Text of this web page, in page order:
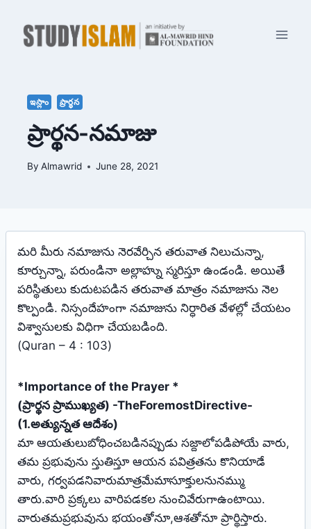
content
ఇస్లాం ప్రార్థన
ప్రార్థన-నమాజు
By Almawrid June 28, 2021
మరి మీరు నమాజును నెరవేర్చిన తరువాత నిలుచున్నా,
కూర్చున్నా, పరుండినా అల్లాహ్ను స్మరిస్తూ ఉండండి. అయితే
పరిస్థితులు కుదుటపడిన తరువాత మాత్రం నమాజును నెల
కొల్పండి. నిస్సందేహంగా నమాజును నిర్ధారిత వేళల్లో చేయటం
విశ్వాసులకు విధిగా చేయబడింది.
(Quran – 4 : 103)
*Importance of the Prayer *
(ప్రార్థన ప్రాముఖ్యత) -TheForemostDirective-
(1.అత్యున్నత ఆదేశం)
మా ఆయతులుబోధించబడినప్పుడు సజ్దాలోపడిపోయే వారు,
తమ ప్రభువును స్తుతిస్తూ ఆయన పవిత్రతను కొనియాడే
వారు, గర్వపడనివారుమాత్రమేమాసూక్తులనునమ్ము
తారు.వారి ప్రక్కలు వారిపడకల నుంచివేరుగాఉంటాయి.
వారుతమప్రభువును భయంతోనూ,ఆశతోనూ ప్రార్థిస్తారు.